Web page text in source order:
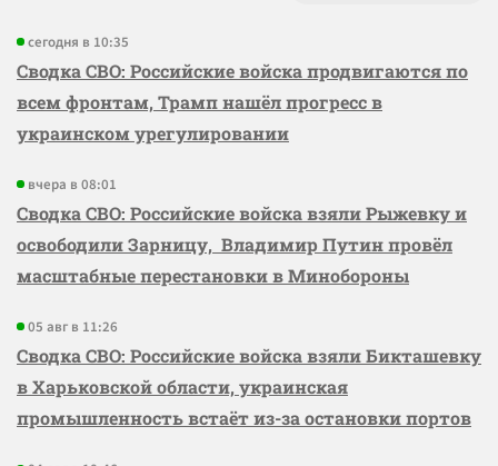
сегодня в 10:35
Сводка СВО: Российские войска продвигаются по
всем фронтам, Трамп нашёл прогресс в
украинском урегулировании
вчера в 08:01
Сводка СВО: Российские войска взяли Рыжевку и
освободили Зарницу, Владимир Путин провёл
масштабные перестановки в Минобороны
05 авг в 11:26
Сводка СВО: Российские войска взяли Бикташевку
в Харьковской области, украинская
промышленность встаёт из-за остановки портов